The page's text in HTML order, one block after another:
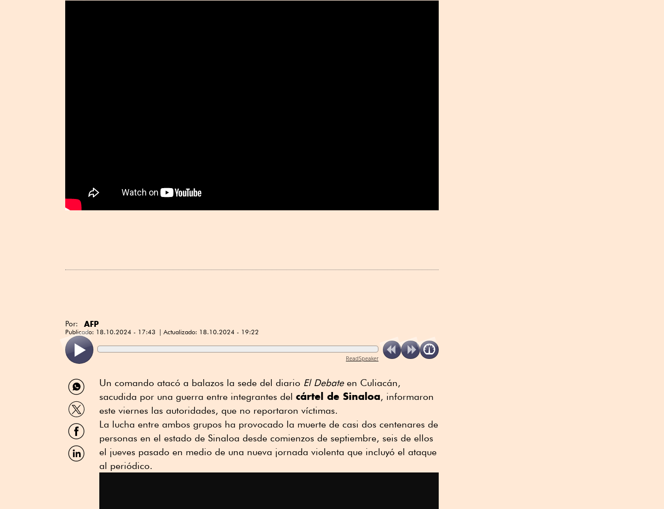
Por: AFP
Publicado: 18.10.2024 - 17:43 Actualizado: 18.10.2024 - 19:22
ReadSpeaker
Compartir
por
WhatsApp
Compartir
por
Twitter
Compartir
por
Facebook
Compartir
por
Un comando atacó a balazos la sede del diario El Debateen Culiacán,
sacudida por una guerra entre integrantes del cártel de Sinaloa, informaron
este viernes las autoridades, que no reportaron víctimas.
La lucha entre ambos grupos ha provocado la muerte de casi dos centenares de
personas en el estado de Sinaloa desde comienzos de septiembre, seis de ellos
el jueves pasado en medio de una nueva jornada violenta que incluyó el ataque
al periódico.